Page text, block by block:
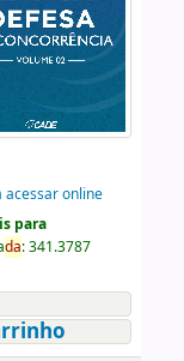
acessar online
para
da:341.3787